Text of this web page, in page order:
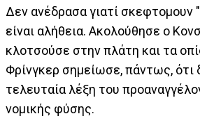
Δεν ανέδρασα γιατί σκεφτομουν
είναι αλήθεια. Ακολούθησε ο
κλοτσούσε στην πλάτη και τα
Φρίνγκερ σημείωσε, πάντως, ότι
τελευταία λέξη του
νομικής φύσης.